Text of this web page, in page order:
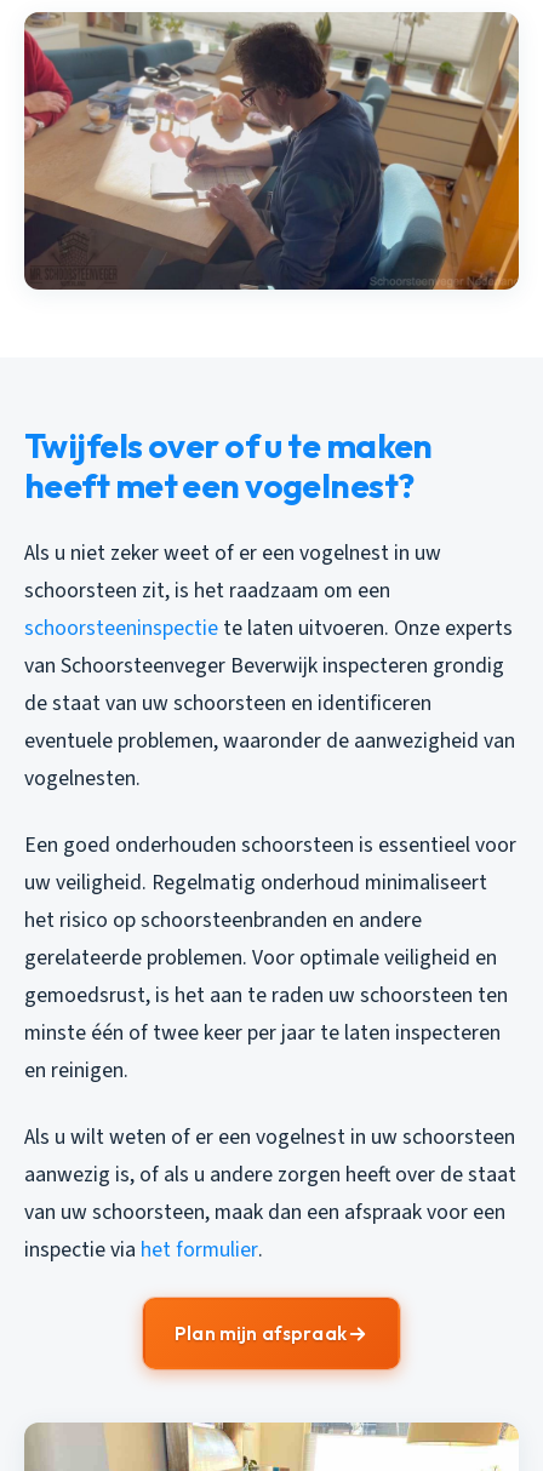
Twijfels over of u te maken
heeft met een vogelnest?
Als u niet zeker weet of er een vogelnest in uw
schoorsteen zit, is het raadzaam om een
schoorsteeninspectie te laten uitvoeren. Onze experts
van Schoorsteenveger Beverwijk inspecteren grondig
de staat van uw schoorsteen en identificeren
eventuele problemen, waaronder de aanwezigheid van
vogelnesten.
Een goed onderhouden schoorsteen is essentieel voor
uw veiligheid. Regelmatig onderhoud minimaliseert
het risico op schoorsteenbranden en andere
gerelateerde problemen. Voor optimale veiligheid en
gemoedsrust, is het aan te raden uw schoorsteen ten
minste één of twee keer per jaar te laten inspecteren
en reinigen.
Als u wilt weten of er een vogelnest in uw schoorsteen
aanwezig is, of als u andere zorgen heeft over de staat
van uw schoorsteen, maak dan een afspraak voor een
inspectie via het formulier.
Plan mijn afspraak